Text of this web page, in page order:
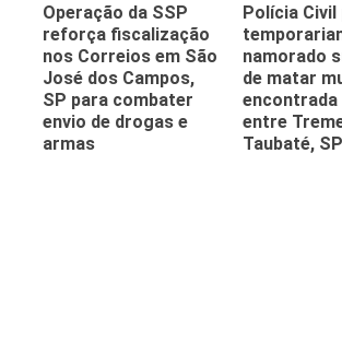
Operação da SSP
reforça fiscalização
nos Correios em São
José dos Campos,
SP para combater
envio de drogas e
armas
Polícia Civil
namorado
de matar
entre
Taubaté, SP